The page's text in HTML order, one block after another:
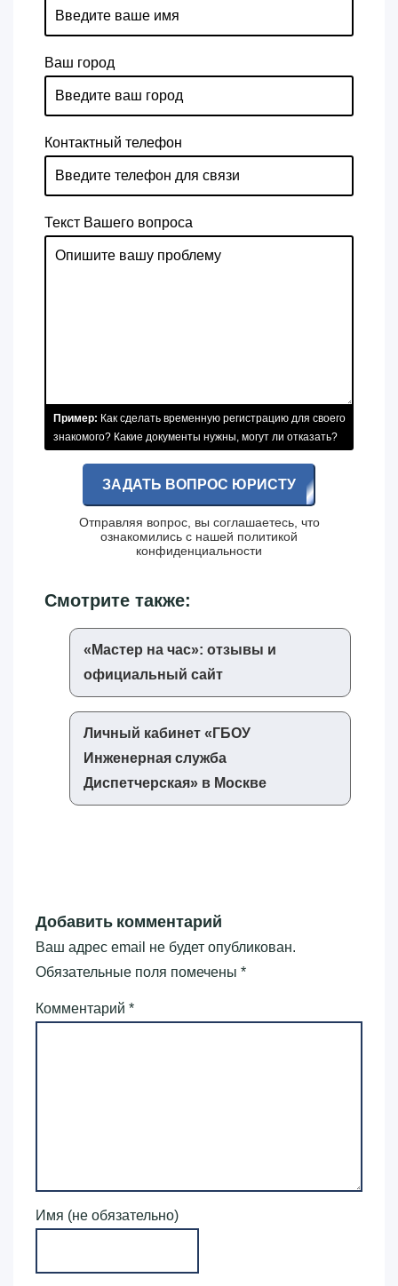
Ваш город
Контактный телефон
Текст Вашего вопроса
Пример: Как сделать временную регистрацию для своего
знакомого? Какие документы нужны, могут ли отказать?
ЗАДАТЬ ВОПРОС ЮРИСТУ
Отправляя вопрос, вы соглашаетесь, что
ознакомились с нашей политикой
конфиденциальности
Смотрите также:
«‎Мастер на час»‎: отзывы и
официальный сайт
Личный кабинет «‎ГБОУ
Инженерная служба
Диспетчерская»‎ в Москве
Добавить комментарий
Ваш адрес email не будет опубликован.
Обязательные поля помечены *
Комментарий *
Имя (не обязательно)